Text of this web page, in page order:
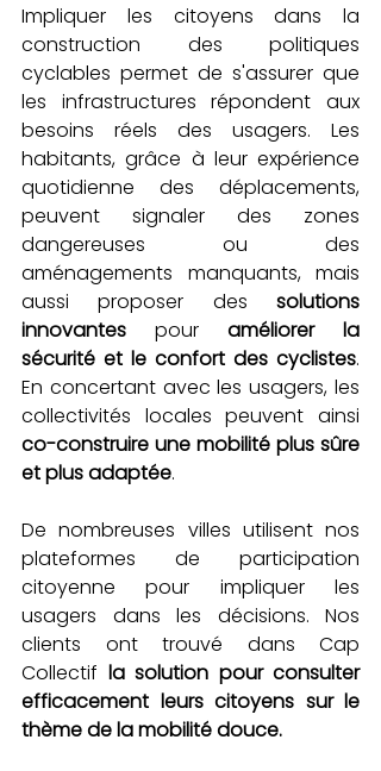
Impliquer les citoyens dans la
construction des politiques
cyclables permet de s'assurer que
les infrastructures répondent aux
besoins réels des usagers. Les
habitants, grâce à leur expérience
quotidienne des déplacements,
peuvent signaler des zones
dangereuses ou des
aménagements manquants, mais
aussi proposer des solutions
innovantes pour améliorer la
sécurité et le confort des cyclistes.
En concertant avec les usagers, les
co-construire une mobilité plus sûre
et plus adaptée.
De nombreuses villes utilisent nos
plateformes de participation
citoyenne pour impliquer les
usagers dans les décisions. Nos
clients ont trouvé dans Cap
Collectif la solution pour consulter
efficacement leurs citoyens sur le
thème de la mobilité douce.